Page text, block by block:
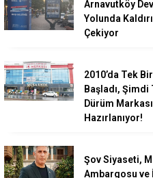
Arnavutköy
Yolunda
Çekiyor
2010’da Tek
Başladı, Şimdi
Dürüm
Hazırlanıyor!
Şov Siyaseti,
Ambargosu ve